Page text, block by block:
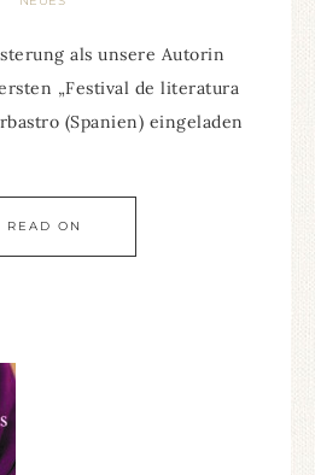
als unsere Autorin
„Festival de literatura
(Spanien) eingeladen
READ ON